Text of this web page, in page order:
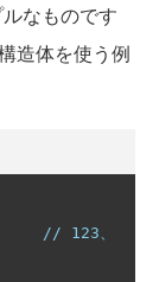
なものです
造体を使う例
// 123、